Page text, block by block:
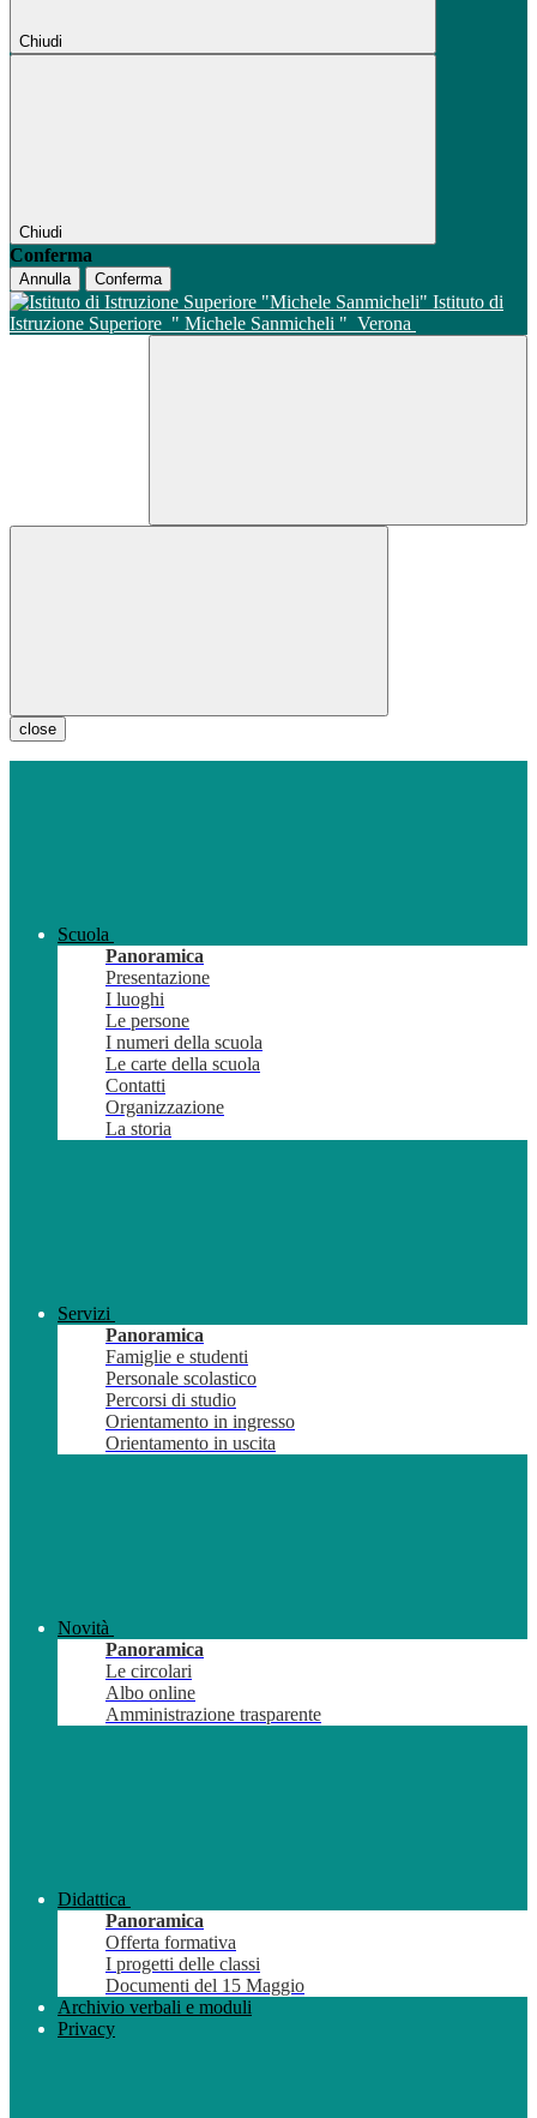
Chiudi
Chiudi
Conferma
Annulla Conferma
Istituto di
Istruzione Superiore " Michele Sanmicheli " Verona
close
Scuola
Panoramica
Presentazione
I luoghi
Le persone
I numeri della scuola
Le carte della scuola
Contatti
Organizzazione
La storia
Servizi
Panoramica
Famiglie e studenti
Personale scolastico
Percorsi di studio
Orientamento in ingresso
Orientamento in uscita
Novità
Panoramica
Le circolari
Albo online
Amministrazione trasparente
Didattica
Panoramica
Offerta formativa
I progetti delle classi
Documenti del 15 Maggio
Archivio verbali e moduli
Privacy